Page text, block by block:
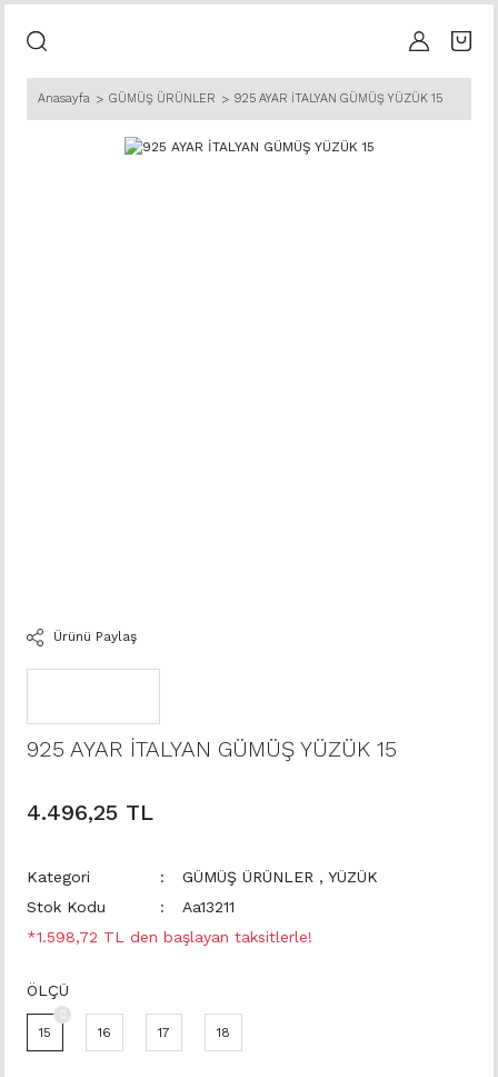
Anasayfa GÜMÜŞ ÜRÜNLER 925 AYAR İTALYAN GÜMÜŞ YÜZÜK 15
Ürünü Paylaş
925 AYAR İTALYAN GÜMÜŞ YÜZÜK 15
4.496,25 TL
Kategori GÜMÜŞ ÜRÜNLER , YÜZÜK
Stok Kodu
Aa13211
*1.598,72 TL den başlayan taksitlerle!
ÖLÇÜ
15 16 17 18